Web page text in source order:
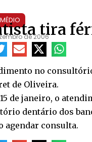
tira
de 2006
no
de Oliveira.
de janeiro, o
dentário dos
agendar consulta.